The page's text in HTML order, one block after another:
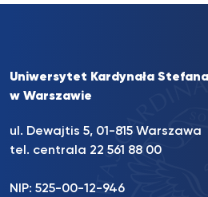
Uniwersytet Kardynała
w Warszawie
ul. Dewajtis 5, 01-815 Warszawa
tel. centrala 22 561 88 00
NIP: 525-00-12-946